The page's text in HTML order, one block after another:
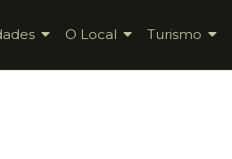
O Local Turismo